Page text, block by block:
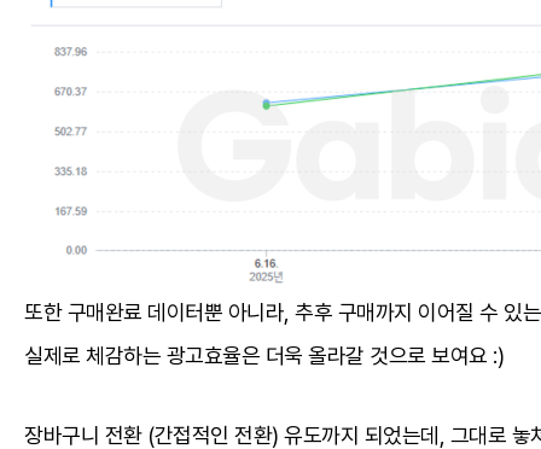
또한 구매완료 데이터뿐 아니라, 추후 구매까지 이어질 수 있
실제로 체감하는 광고효율은 더욱 올라갈 것으로 보여요 :)
장바구니 전환 (간접적인 전환) 유도까지 되었는데, 그대로 놓